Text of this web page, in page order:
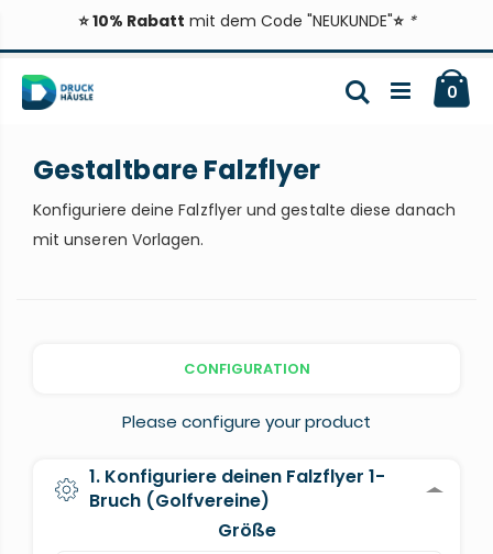
⭐ 10% Rabatt mit dem Code "NEUKUNDE"⭐ *
Inhalt
springen
0
Suche
Gestaltbare Falzflyer
Konfiguriere deine Falzflyer und gestalte diese danach
mit unseren Vorlagen.
CONFIGURATION
Please configure your product
1. Konfiguriere deinen Falzflyer 1-
Bruch (Golfvereine)
Größe